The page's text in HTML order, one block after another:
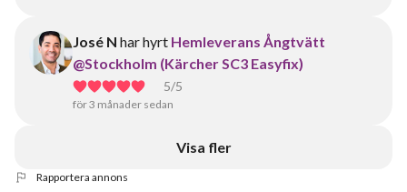
José N har hyrt Hemleverans Ångtvätt
@Stockholm (Kärcher SC3 Easyfix)
5/5
för 3 månader sedan
Visa fler
Rapportera annons